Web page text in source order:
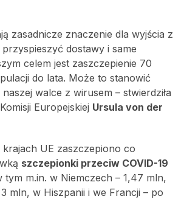
zasadnicze znaczenie dla wyjścia z
dostawy i same
celem jest zaszczepienie 70
do lata. Może to stanowić
walce z wirusem – stwierdziła
Europejskiej Ursula von der
UE zaszczepiono co
szczepionki przeciw COVID-19
tym m.in. w Niemczech – 1,47 mln,
mln, w Hiszpanii i we Francji – po